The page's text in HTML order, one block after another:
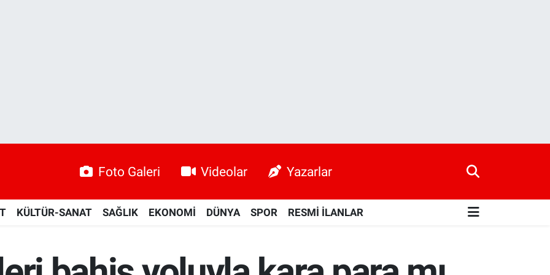
Foto Galeri Videolar Yazarlar
KÜLTÜR-SANAT SAĞLIK EKONOMİ DÜNYA SPOR RESMİ İLANLAR